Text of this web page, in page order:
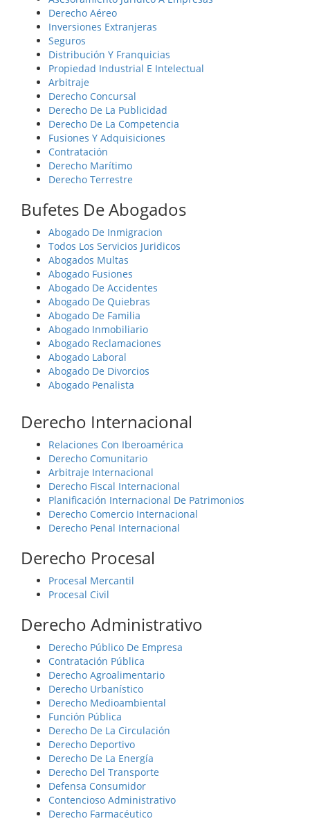
Derecho Aéreo
Inversiones Extranjeras
Seguros
Distribución Y Franquicias
Propiedad Industrial E Intelectual
Arbitraje
Derecho Concursal
Derecho De La Publicidad
Derecho De La Competencia
Fusiones Y Adquisiciones
Contratación
Derecho Marítimo
Derecho Terrestre
Bufetes De Abogados
Abogado De Inmigracion
Todos Los Servicios Juridicos
Abogados Multas
Abogado Fusiones
Abogado De Accidentes
Abogado De Quiebras
Abogado De Familia
Abogado Inmobiliario
Abogado Reclamaciones
Abogado Laboral
Abogado De Divorcios
Abogado Penalista
Derecho Internacional
Relaciones Con Iberoamérica
Derecho Comunitario
Arbitraje Internacional
Derecho Fiscal Internacional
Planificación Internacional De Patrimonios
Derecho Comercio Internacional
Derecho Penal Internacional
Derecho Procesal
Procesal Mercantil
Procesal Civil
Derecho Administrativo
Derecho Público De Empresa
Contratación Pública
Derecho Agroalimentario
Derecho Urbanístico
Derecho Medioambiental
Función Pública
Derecho De La Circulación
Derecho Deportivo
Derecho De La Energía
Derecho Del Transporte
Defensa Consumidor
Contencioso Administrativo
Derecho Farmacéutico